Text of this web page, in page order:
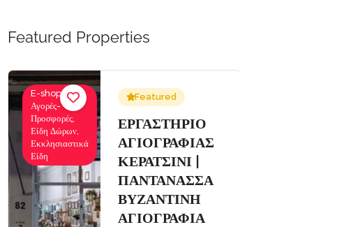
Featured Properties
E-shops,
Αγορές-
Προσφορές,
Είδη Δώρων,
Εκκλησιαστικά
Είδη
Featured
ΕΡΓΑΣΤΗΡΙΟ
ΑΓΙΟΓΡΑΦΙΑΣ
ΚΕΡΑΤΣΙΝΙ |
ΠΑΝΤΑΝΑΣΣΑ
ΒΥΖΑΝΤΙΝΗ
ΑΓΙΟΓΡΑΦΙΑ